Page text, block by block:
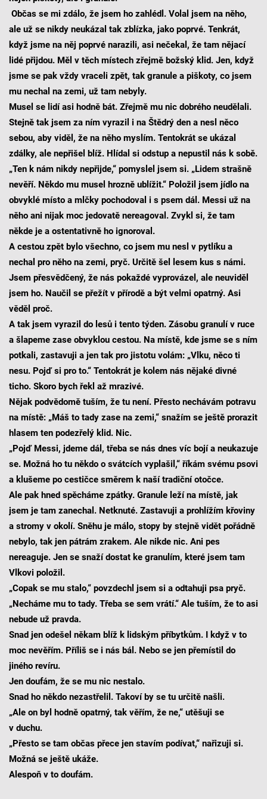
Občas se mi zdálo, že jsem ho zahlédl. Volal jsem na něho,
ale už se nikdy neukázal tak zblízka, jako poprvé. Tenkrát,
když jsme na něj poprvé narazili, asi nečekal, že tam nějací
lidé přijdou. Měl v těch místech zřejmě božský klid. Jen, když
jsme se pak vždy vraceli zpět, tak granule a piškoty, co jsem
mu nechal na zemi, už tam nebyly.
Musel se lidí asi hodně bát. Zřejmě mu nic dobrého neudělali.
Stejně tak jsem za ním vyrazil i na Štědrý den a nesl něco
sebou, aby viděl, že na něho myslím. Tentokrát se ukázal
zdálky, ale nepřišel blíž. Hlídal si odstup a nepustil nás k sobě.
„Ten k nám nikdy nepřijde,“ pomyslel jsem si. „Lidem strašně
nevěří. Někdo mu musel hrozně ublížit.“ Položil jsem jídlo na
obvyklé místo a mlčky pochodoval i s psem dál. Messi už na
něho ani nijak moc jedovatě nereagoval. Zvykl si, že tam
někde je a ostentativně ho ignoroval.
A cestou zpět bylo všechno, co jsem mu nesl v pytlíku a
nechal pro něho na zemi, pryč. Určitě šel lesem kus s námi.
Jsem přesvědčený, že nás pokaždé vyprovázel, ale neuviděl
jsem ho. Naučil se přežít v přírodě a být velmi opatrný. Asi
věděl proč.
A tak jsem vyrazil do lesů i tento týden. Zásobu granulí v ruce
a šlapeme zase obvyklou cestou. Na místě, kde jsme se s ním
potkali, zastavuji a jen tak pro jistotu volám: „Vlku, něco ti
nesu. Pojď si pro to.“ Tentokrát je kolem nás nějaké divné
ticho. Skoro bych řekl až mrazivé.
Nějak podvědomě tuším, že tu není. Přesto nechávám potravu
na místě: „Máš to tady zase na zemi,“ snažím se ještě prorazit
hlasem ten podezřelý klid. Nic.
„Pojď Messi, jdeme dál, třeba se nás dnes víc bojí a neukazuje
se. Možná ho tu někdo o svátcích vyplašil,“ říkám svému psovi
a klušeme po cestičce směrem k naší tradiční otočce.
Ale pak hned spěcháme zpátky. Granule leží na místě, jak
jsem je tam zanechal. Netknuté. Zastavuji a prohlížím křoviny
a stromy v okolí. Sněhu je málo, stopy by stejně vidět pořádně
nebylo, tak jen pátrám zrakem. Ale nikde nic. Ani pes
nereaguje. Jen se snaží dostat ke granulím, které jsem tam
Vlkovi položil.
„Copak se mu stalo,“ povzdechl jsem si a odtahuji psa pryč.
„Necháme mu to tady. Třeba se sem vrátí.“ Ale tuším, že to asi
nebude už pravda.
Snad jen odešel někam blíž k lidským příbytkům. I když v to
moc nevěřím. Příliš se i nás bál. Nebo se jen přemístil do
jiného revíru.
Jen doufám, že se mu nic nestalo.
Snad ho někdo nezastřelil. Takoví by se tu určitě našli.
„Ale on byl hodně opatrný, tak věřím, že ne,“ utěšuji se
v duchu.
„Přesto se tam občas přece jen stavím podívat,“ nařizuji si.
Možná se ještě ukáže.
Alespoň v to doufám.